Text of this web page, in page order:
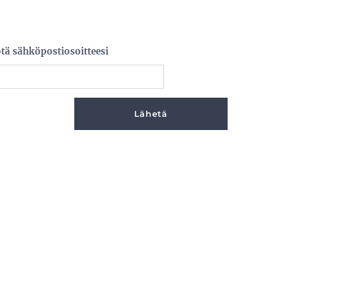
sähköpostiosoitteesi
Lähetä